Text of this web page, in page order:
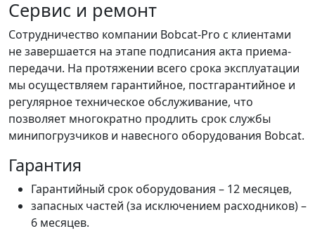
Сервис и ремонт
Сотрудничество компании Bobcat-Pro с клиентами
не завершается на этапе подписания акта приема-
передачи. На протяжении всего срока эксплуатации
мы осуществляем гарантийное, постгарантийное и
регулярное техническое обслуживание, что
позволяет многократно продлить срок службы
минипогрузчиков и навесного оборудования Bobcat.
Гарантия
Гарантийный срок оборудования – 12 месяцев,
запасных частей (за исключением расходников) –
6 месяцев.